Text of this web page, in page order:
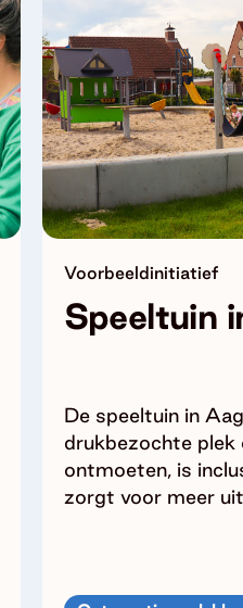
Voorbeeldinitiatief
Speeltuin
De speeltuin in
drukbezochte plek
ontmoeten, is
zorgt voor meer